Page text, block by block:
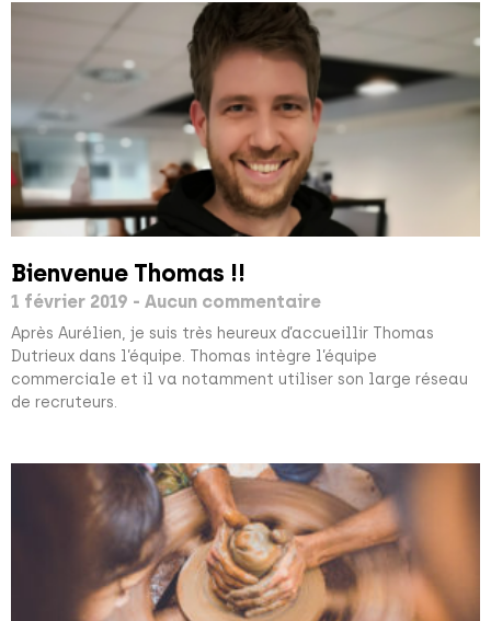
Bienvenue Thomas !!
1 février 2019 Aucun commentaire
Après Aurélien, je suis très heureux d’accueillir Thomas
Dutrieux dans l’équipe. Thomas intègre l’équipe
commerciale et il va notamment utiliser son large réseau
de recruteurs.